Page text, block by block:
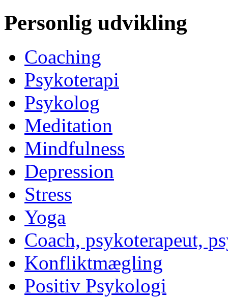
Personlig udvikling
Coaching
Psykoterapi
Psykolog
Meditation
Mindfulness
Depression
Stress
Yoga
Coach, psykoterapeut,
Konfliktmægling
Positiv Psykologi